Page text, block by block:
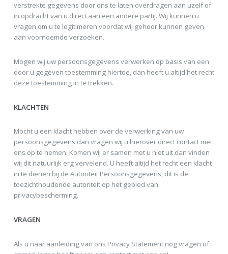
verstrekte gegevens door ons te laten overdragen aan uzelf of
in opdracht van u direct aan een andere partij. Wij kunnen u
vragen om u te legitimeren voordat wij gehoor kunnen geven
aan voornoemde verzoeken.
Mogen wij uw persoonsgegevens verwerken op basis van een
door u gegeven toestemming hiertoe, dan heeft u altijd het recht
deze toestemming in te trekken.
KLACHTEN
Mocht u een klacht hebben over de verwerking van uw
persoonsgegevens dan vragen wij u hierover direct contact met
ons op te nemen. Komen wij er samen met u niet uit dan vinden
wij dit natuurlijk erg vervelend. U heeft altijd het recht een klacht
in te dienen bij de Autoriteit Persoonsgegevens, dit is de
toezichthoudende autoriteit op het gebied van
privacybescherming.
VRAGEN
Als u naar aanleiding van ons Privacy Statement nog vragen of